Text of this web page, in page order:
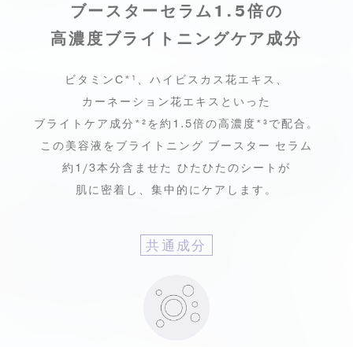
ブースターセラム1.5倍の
高濃度ブライトニングケア成分
ビタミンC*¹、ハイビスカス花エキス、
カーネーション花エキスといった
ブライトケア成分*²を約1.5倍の高濃度*³で配合。
この美容液をブライトニング ブースター セラム
約1/3本分含ませた ひたひたのシートが
肌に密着し、集中的にケアします。
共通成分